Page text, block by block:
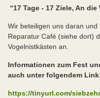
“17 Tage - 17 Ziele, An
Wir beteiligen uns daran
Reparatur Café (siehe dort)
Vogelnistkästen an.
Informationen zum Fest
auch unter folgendem
https://tinyurl.com/